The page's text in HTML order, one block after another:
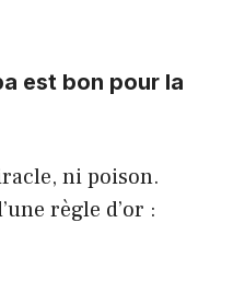
est bon pour la
ni poison.
règle d’or :